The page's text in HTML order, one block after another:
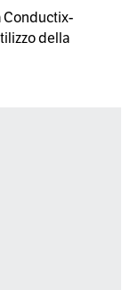
Conductix-
della